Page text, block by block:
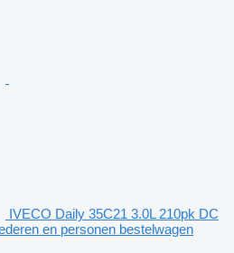
IVECO Daily 35C21 3.0L 210pk DC
en personen bestelwagen